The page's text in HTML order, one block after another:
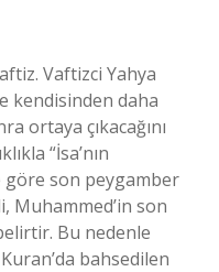
Vaftizci Yahya
kendisinden daha
ortaya çıkacağını
“İsa’nın
göre son peygamber
Muhammed’in son
Bu nedenle
bahsedilen